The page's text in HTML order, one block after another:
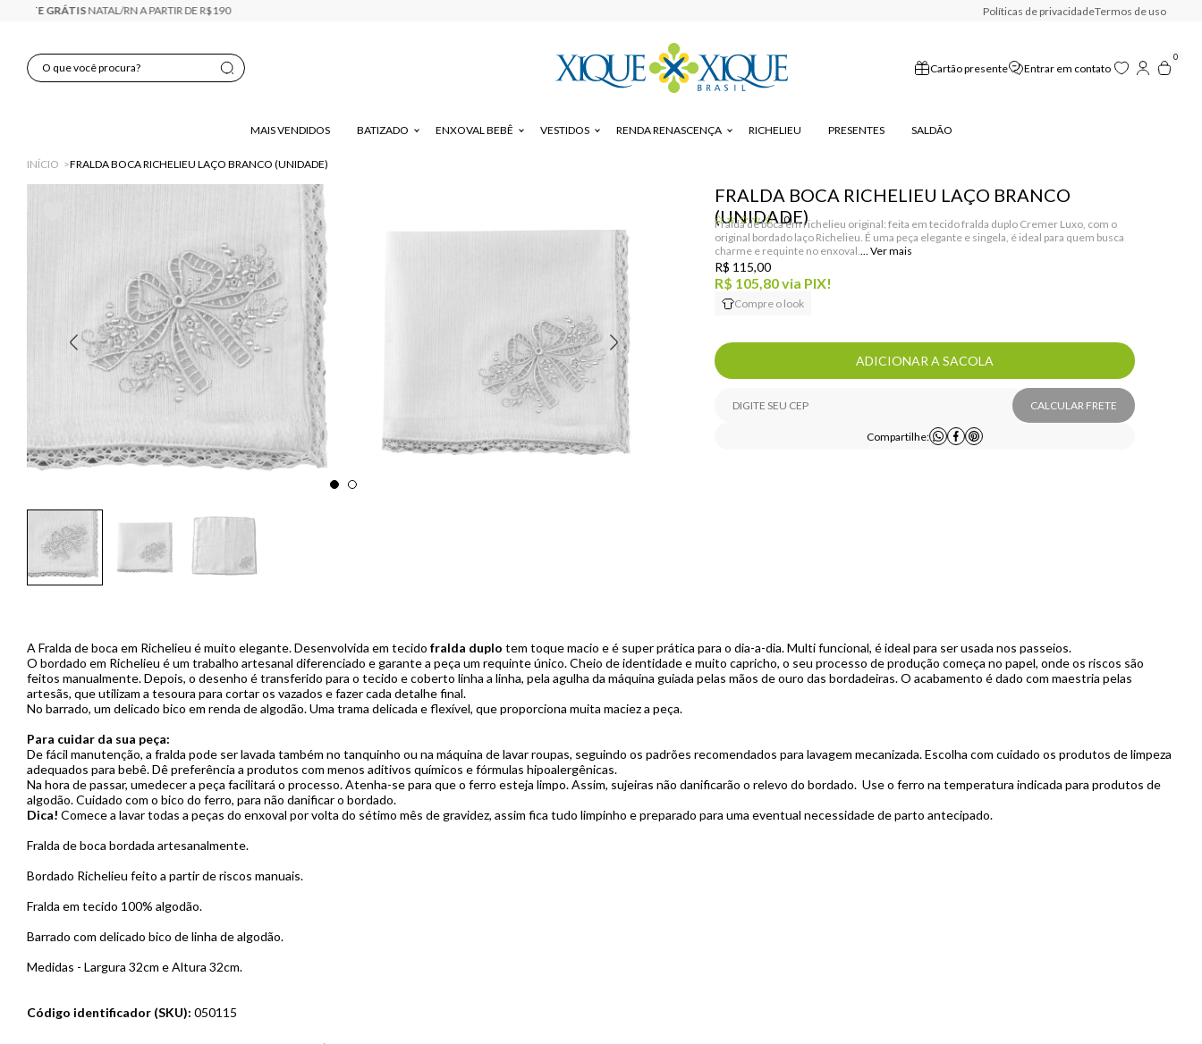
8% OFFPAGANDO NO PIX Políticas de privacidadeTermos de uso
Cartão presente Entrar em contato
0
MAIS VENDIDOS BATIZADO ENXOVAL BEBÊ VESTIDOS RENDA RENASCENÇA RICHELIEU PRESENTES SALDÃO
INÍCIO FRALDA BOCA RICHELIEU LAÇO BRANCO (UNIDADE)
FRALDA BOCA RICHELIEU LAÇO BRANCO
(UNIDADE)
(0)
Fralda de boca em richelieu original: feita em tecido fralda duplo Cremer Luxo, com o
original bordado laço Richelieu. É uma peça elegante e singela, é ideal para quem busca
charme e requinte no enxoval.
R$ 105,80via PIX!
R$ 115,00
Compre o look
ADICIONAR A SACOLA
CALCULAR FRETE
Compartilhe:
Código identificador (SKU): 050115
A Fralda de boca em Richelieu é muito elegante. Desenvolvida em tecido fralda duplo tem toque macio e é super prática para o dia-a-dia. Multi funcional, é ideal para ser usada nos passeios.
O bordado em Richelieu é um trabalho artesanal diferenciado e garante a peça um requinte único. Cheio de identidade e muito capricho, o seu processo de produção começa no papel, onde os riscos são
feitos manualmente. Depois, o desenho é transferido para o tecido e coberto linha a linha, pela agulha da máquina guiada pelas mãos de ouro das bordadeiras. O acabamento é dado com maestria pelas
artesãs, que utilizam a tesoura para cortar os vazados e fazer cada detalhe final.
No barrado, um delicado bico em renda de algodão. Uma trama delicada e flexível, que proporciona muita maciez a peça.
Para cuidar da sua peça:
De fácil manutenção, a fralda pode ser lavada também no tanquinho ou na máquina de lavar roupas, seguindo os padrões recomendados para lavagem mecanizada. Escolha com cuidado os produtos de limpeza
adequados para bebê. Dê preferência a produtos com menos aditivos químicos e fórmulas hipoalergênicas.
Na hora de passar, umedecer a peça facilitará o processo. Atenha-se para que o ferro esteja limpo. Assim, sujeiras não danificarão o relevo do bordado. Use o ferro na temperatura indicada para produtos de
algodão. Cuidado com o bico do ferro, para não danificar o bordado.
Dica! Comece a lavar todas a peças do enxoval por volta do sétimo mês de gravidez, assim fica tudo limpinho e preparado para uma eventual necessidade de parto antecipado.
Fralda de boca bordada artesanalmente.
Bordado Richelieu feito a partir de riscos manuais.
Fralda em tecido 100% algodão.
Barrado com delicado bico de linha de algodão.
Medidas - Largura 32cm e Altura 32cm.